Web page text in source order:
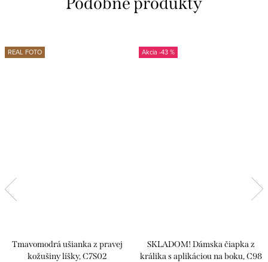
REAL FOTO
Tmavomodrá ušianka z pravej
kožušiny líšky, C7S02
-43 %
SKLADOM! Dámska čiapka z
králika s aplikáciou na boku, C98